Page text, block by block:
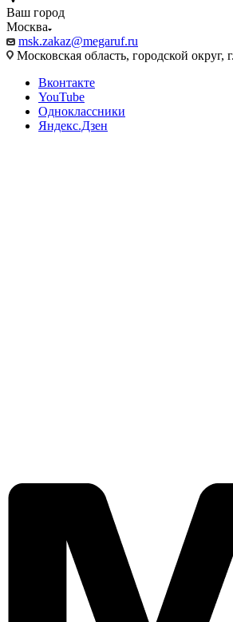
Ваш город
Москва
msk.zakaz@megaruf.ru
Московская область, городской
Вконтакте
YouTube
Одноклассники
Яндекс.Дзен